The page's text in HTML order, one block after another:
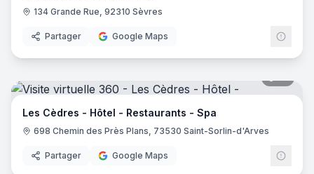
134 Grande Rue, 92310 Sèvres
Partager Google Maps
Les Cèdres - Hôtel - Restaurants - Spa
698 Chemin des Près Plans, 73530 Saint-Sorlin-d'Arves
Partager Google Maps